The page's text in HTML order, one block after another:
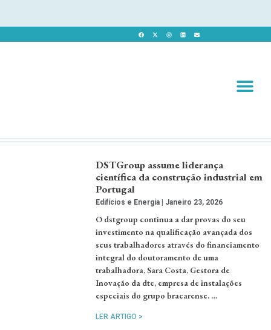
DSTGroup assume liderança
científica da construção industrial em
Portugal
Edifícios e Energia Janeiro 23, 2026
O dstgroup continua a dar provas do seu
investimento na qualificação avançada dos
seus trabalhadores através do financiamento
integral do doutoramento de uma
trabalhadora, Sara Costa, Gestora de
Inovação da dte, empresa de instalações
especiais do grupo bracarense. …
LER ARTIGO >